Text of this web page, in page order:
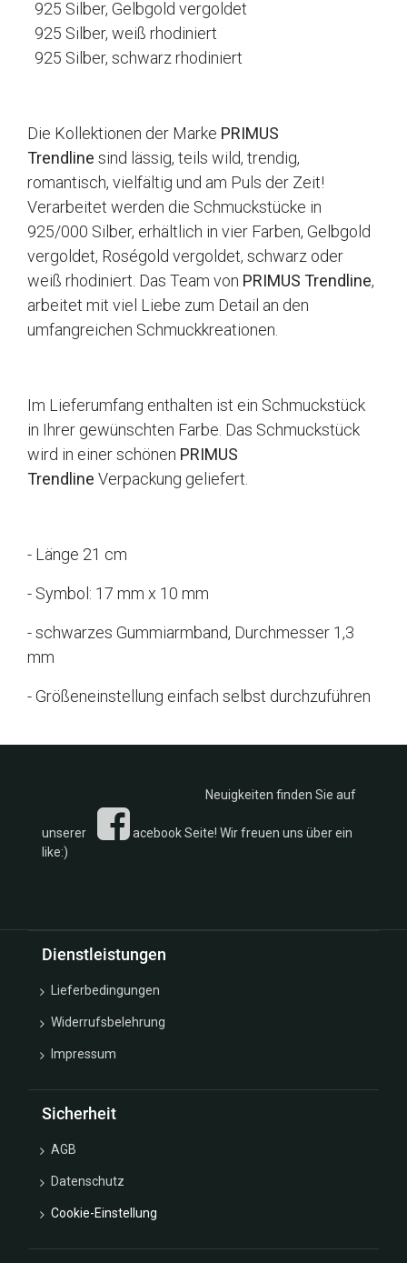
925 Silber, Gelbgold vergoldet
925 Silber, weiß rhodiniert
925 Silber, schwarz rhodiniert
Die Kollektionen der Marke PRIMUS
Trendline sind lässig, teils wild, trendig,
romantisch, vielfältig und am Puls der Zeit!
Verarbeitet werden die Schmuckstücke in
925/000 Silber, erhältlich in vier Farben, Gelbgold
vergoldet, Roségold vergoldet, schwarz oder
weiß rhodiniert. Das Team von PRIMUS Trendline,
arbeitet mit viel Liebe zum Detail an den
umfangreichen Schmuckkreationen.
Im Lieferumfang enthalten ist ein Schmuckstück
in Ihrer gewünschten Farbe. Das Schmuckstück
wird in einer schönen PRIMUS
Trendline Verpackung geliefert.
- Länge 21 cm
- Symbol: 17 mm x 10 mm
- schwarzes Gummiarmband, Durchmesser 1,3
mm
- Größeneinstellung einfach selbst durchzuführen
Neuigkeiten finden Sie auf
unserer
acebook Seite! Wir freuen uns über ein
like:)
Dienstleistungen
Lieferbedingungen
Widerrufsbelehrung
Impressum
Sicherheit
AGB
Datenschutz
Cookie-Einstellung